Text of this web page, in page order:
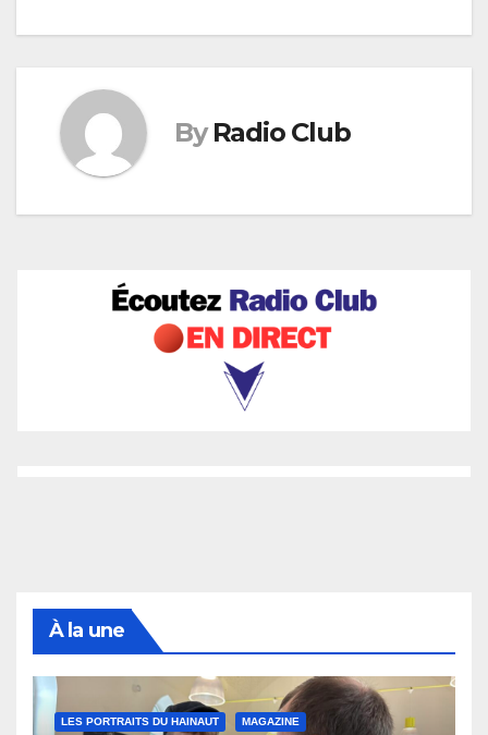
By Radio Club
À la une
LES PORTRAITS DU HAINAUT MAGAZINE